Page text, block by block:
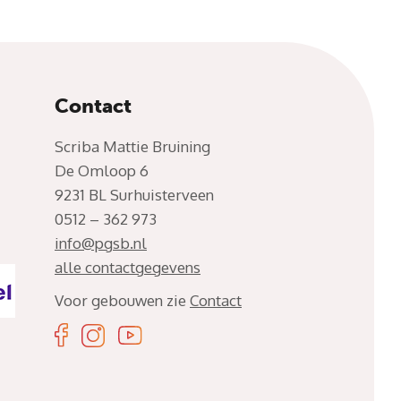
Contact
Scriba Mattie Bruining
De Omloop 6
9231 BL Surhuisterveen
0512 – 362 973
info@pgsb.nl
alle contactgegevens
Voor gebouwen zie Contact